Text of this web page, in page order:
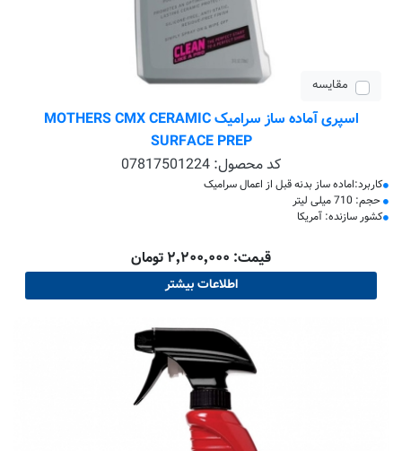
مقایسه
اسپری آماده ساز سرامیک MOTHERS CMX CERAMIC
SURFACE PREP
کد محصول: 07817501224
کاربرد:اماده ساز بدنه قبل از اعمال سرامیک
حجم: 710 میلی لیتر
کشور سازنده: آمریکا
قیمت: ۲٬۲۰۰٬۰۰۰ تومان
اطلاعات بیشتر